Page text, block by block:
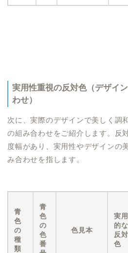
実用性重視の反対色（デザイ
わせ）
次に、実際のデザインで美しく調
の組み合わせをご紹介します。反
度幅があり、実用性やデザインの
み合わせを指します。
青
色
の
種
類
青
色
の
色
番
色見本
実用
的な
反対
色